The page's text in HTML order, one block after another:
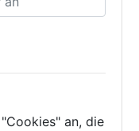
an, die